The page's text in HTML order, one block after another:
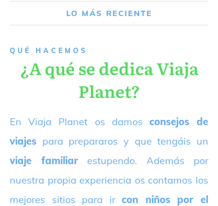
LO MÁS RECIENTE
QUÉ HACEMOS
¿A qué se dedica Viaja
Planet?
En Viaja Planet os damos consejos de
viajes para prepararos y que tengáis un
viaje familiarestupendo. Además por
nuestra propia experiencia os contamos los
mejores sitios para ircon niños por el